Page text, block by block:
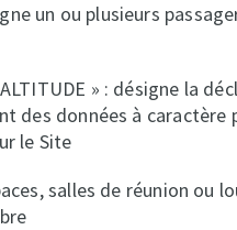
un ou plusieurs
» : désigne la
des données à caractère
le Site
salles de réunion ou